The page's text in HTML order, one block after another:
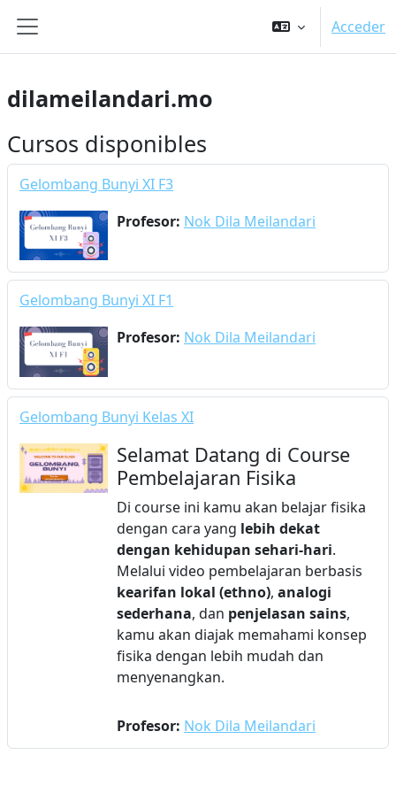
Panel lateral
Acceder
dilameilandari.mo
Cursos disponibles
Gelombang Bunyi XI F3
Profesor: Nok Dila Meilandari
Gelombang Bunyi XI F1
Profesor: Nok Dila Meilandari
Gelombang Bunyi Kelas XI
Selamat Datang di Course
Pembelajaran Fisika
Di course ini kamu akan belajar fisika
dengan cara yang lebih dekat
dengan kehidupan sehari-hari.
Melalui video pembelajaran berbasis
kearifan lokal (ethno), analogi
sederhana, dan penjelasan sains,
kamu akan diajak memahami konsep
fisika dengan lebih mudah dan
menyenangkan.
Profesor: Nok Dila Meilandari